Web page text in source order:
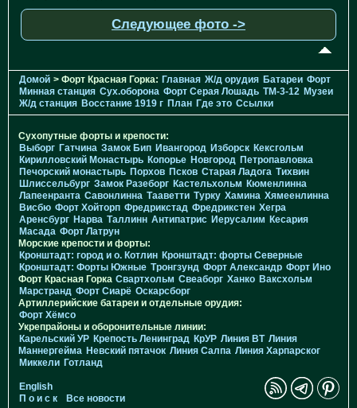
Следующее фото ->
Домой > Форт Красная Горка: Главная Ж/д орудия Батареи Форт
Минная станция Cух.оборона Форт Серая Лошадь TM-3-12 Музеи
Ж/д станция Восстание 1919 г План Где это Ссылки
Сухопутные форты и крепости:
Выборг Гатчина Замок Бип Ивангород Изборск Кексгольм
Кирилловский Монастырь Копорье Новгород Петропавловка
Печорcкий монастырь Порхов Псков Старая Ладога Тихвин
Шлиссельбург Замок Разеборг Кастельхольм Кюменлинна
Лапеенранта Савонлинна Тааветти Турку Хамина Хямеенлинна
Висбю Форт Хойторп Фредрикстад Фредрикстен Хегра
Аренсбург Нарва Таллинн Антипатрис Иерусалим Кесария
Масада Форт Латрун
Морские крепости и форты:
Кронштадт: город и о. Котлин Кронштадт: форты Северные
Кронштадт: Форты Южные Тронгзунд Форт Александр Форт Ино
Форт Красная Горка Свартхольм Свеаборг Ханко Ваксхольм
Марстранд Форт Сиарё Оскарсборг
Артиллерийские батареи и отдельные орудия:
Форт Хёмсо
Укрепрайоны и оборонительные линии:
Карельский УР Крепость Ленинград КрУР Линия ВТ Линия
Маннергейма Невский пятачок Линия Салпа Линия Харпарског
Миккели Готланд
English
П о и с к
Все новости